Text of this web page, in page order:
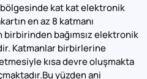
kat kat elektronik
en az 8 katmanı
birbirinden bağımsız elektronik
Katmanlar birbirlerine
kısa devre oluşmakta
yüzden ani